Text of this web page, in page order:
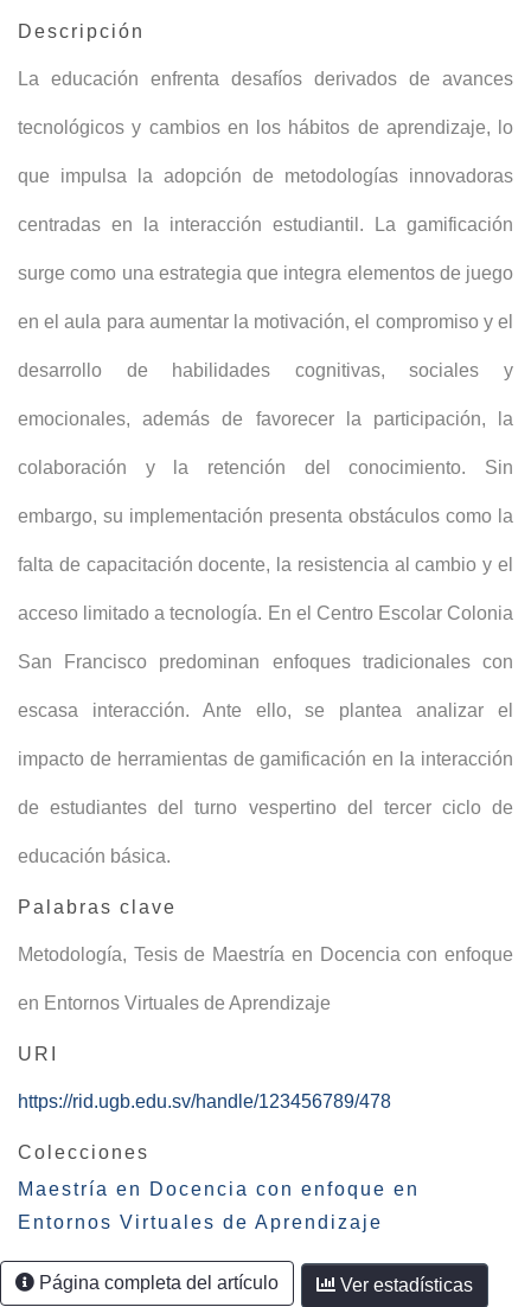
Descripción
La educación enfrenta desafíos derivados de avances
tecnológicos y cambios en los hábitos de aprendizaje, lo
que impulsa la adopción de metodologías innovadoras
centradas en la interacción estudiantil. La gamificación
surge como una estrategia que integra elementos de juego
en el aula para aumentar la motivación, el compromiso y el
desarrollo de habilidades cognitivas, sociales y
emocionales, además de favorecer la participación, la
colaboración y la retención del conocimiento. Sin
embargo, su implementación presenta obstáculos como la
falta de capacitación docente, la resistencia al cambio y el
acceso limitado a tecnología. En el Centro Escolar Colonia
San Francisco predominan enfoques tradicionales con
escasa interacción. Ante ello, se plantea analizar el
impacto de herramientas de gamificación en la interacción
de estudiantes del turno vespertino del tercer ciclo de
educación básica.
Palabras clave
Metodología, Tesis de Maestría en Docencia con enfoque
en Entornos Virtuales de Aprendizaje
URI
https://rid.ugb.edu.sv/handle/123456789/478
Colecciones
Maestría en Docencia con enfoque en
Entornos Virtuales de Aprendizaje
Página completa del artículo Ver estadísticas